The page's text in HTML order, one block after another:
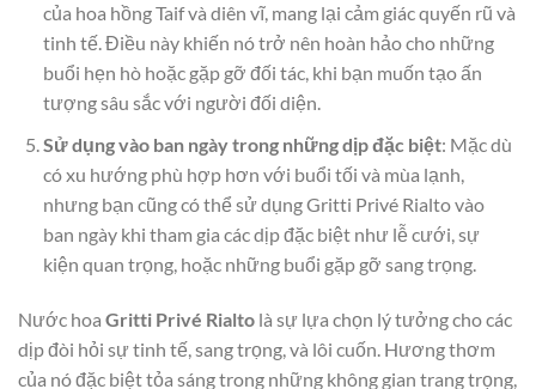
của hoa hồng Taif và diên vĩ, mang lại cảm giác quyến rũ và
tinh tế. Điều này khiến nó trở nên hoàn hảo cho những
buổi hẹn hò hoặc gặp gỡ đối tác, khi bạn muốn tạo ấn
tượng sâu sắc với người đối diện.
Sử dụng vào ban ngày trong những dịp đặc biệt: Mặc dù
có xu hướng phù hợp hơn với buổi tối và mùa lạnh,
nhưng bạn cũng có thể sử dụng Gritti Privé Rialto vào
ban ngày khi tham gia các dịp đặc biệt như lễ cưới, sự
kiện quan trọng, hoặc những buổi gặp gỡ sang trọng.
Nước hoa Gritti Privé Rialto là sự lựa chọn lý tưởng cho các
dịp đòi hỏi sự tinh tế, sang trọng, và lôi cuốn. Hương thơm
của nó đặc biệt tỏa sáng trong những không gian trang trọng,